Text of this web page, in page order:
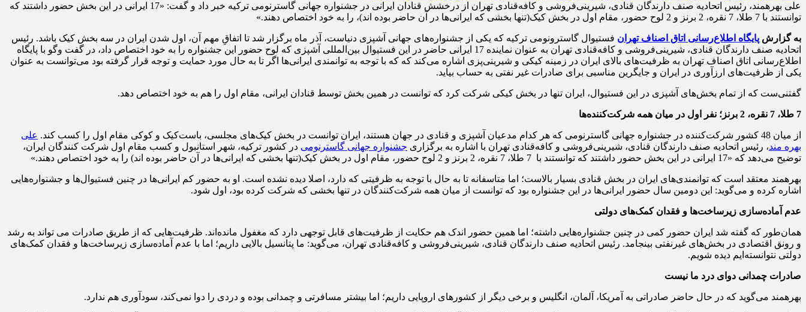
علی بهره‎مند، رئیس اتحادیه صنف دارندگان قنادی، شیرینی‌فروشی و کافه‌قنادی تهران از درخشش قنادان ایرانی در جشنواره جهانی گاسترنومی ترکیه خبر داد و گفت: «17 ایرانی در این بخش حضور داشتند که
توانستند با 7 طلا، 7 نقره، 2 برنز و 2 لوح حضور، مقام اول در بخش کیک(تنها بخشی که ایرانی‌ها در آن حاضر بوده اند)، را به خود اختصاص دهند.»
به گزارش پایگاه اطلاع‌رسانی اتاق اصناف تهران فستیوال گاسترونومی ترکیه که یکی از جشنواره‌های جهانی آشپزی دنیاست، آذر ماه برگزار شد تا اتفاقِ مهم آن، اول شدن ایران در سه بخش کیک باشد. رئیس
اتحادیه صنف دارندگان قنادی، شیرینی‌فروشی و کافه‌قنادی تهران به عنوان نماینده 17 ایرانی حاضر در این فستیوال بین‌المللی آشپزی که لوح حضور این جشنواره را به خود اختصاص داد، در گفت وگو با پایگاه
اطلاع‌رسانی اتاق اصناف تهران به ظرفیت‌های بالای ایران در زمینه کیکی و شیرینی‌پزی اشاره می‌کند که که با توجه به توانمندی‌ ایرانی‌ها اگر تا به حال مورد حمایت و توجه قرار گرفته بود می‌توانست به عنوان
یکی از ظرفیت‌های ارزآوری در ایران و جایگرین مناسبی برای صادرات غیر نفتی به حساب بیاید.
گفتنی‌ست که از تمام بخش‌های آشپزی در این فستیوال، ایران تنها در بخش کیکی شرکت کرد که توانست در همین بخش توسط قنادان ایرانی، مقام اول را هم به خود اختصاص دهد.
7 طلا، 7 نقره، 2 برنز؛ نفر اول در میان همه شرکت‌کننده‌ها
از میان 48 کشور شرکت‌کننده در جشنواره جهانی گاسترنومی که هر کدام مدعیان آشپزی و قنادی در جهان هستند، ایران توانست در بخش کیک‌های مجلسی، باست‌کیک و کوکی مقام اول را کسب کند.
علی
بهره‎ مند
، رئیس اتحادیه صنف دارندگان قنادی، شیرینی‌فروشی و کافه‌قنادی تهران با اشاره به برگزاری جشنواره جهانی گاسترنومی در کشور ترکیه، شهر استانبول و کسب مقام اول شرکت کنندگان ایران،
توضیح می‌دهد که «17 ایرانی در این بخش حضور داشتند که توانستند با 7 طلا، 7 نقره، 2 برنز و 2 لوح حضور، مقام اول در بخش کیک(تنها بخشی که ایرانی‌ها در آن حاضر بوده اند) را به خود اختصاص دهند.»
بهره‎مند معتقد است که توانمندی‌های ایران در بخش قنادی بسیار بالاست؛ اما متاسفانه تا به حال با توجه به ظرفیتی که دارد، اصلا دیده نشده است. او به حضور کم ایرانی‌ها در چنین فستیوال‌ها و جشنواره‌هایی
اشاره کرده و می‌گوید: این دومین سال حضور ایرانی‌ها در این جشنواره بود که توانست از میان همه شرکت‌کنندگان در تنها بخشی که شرکت کرده بود، اول شود.
عدم آماده‌سازی زیرساخت‌ها و فقدان کمک‌های دولتی
همان‌طور که گفته شد ایران حضور کمی در چنین جشنواره‌هایی داشته؛ اما همین حضور اندک هم حکایت از ظرفیت‌های قابل توجهی دارد که مغفول مانده‌اند. ظرفیت‌هایی که از طریق صادرات می تواند به رشد
و رونق اقتصادی در بخش‌های غیرنفتی بینجامد. رئیس اتحادیه صنف دارندگان قنادی، شیرینی‌فروشی و کافه‌قنادی تهران، می‌گوید: ما پتانسیل بالایی داریم؛ اما با عدم آماده‌سازی زیرساخت‌ها و فقدان کمک‌های
دولتی نتوانسته‌ایم دیده شویم.
صادرات چمدانی دوای درد ما نیست
بهره‎مند می‌گوید که در حال حاضر صادراتی به آمریکا، آلمان، انگلیس و برخی دیگر از کشورهای اروپایی داریم؛ اما بیشتر مسافرتی و چمدانی بوده و دردی را دوا نمی‌کند، سودآوری هم ندارد.